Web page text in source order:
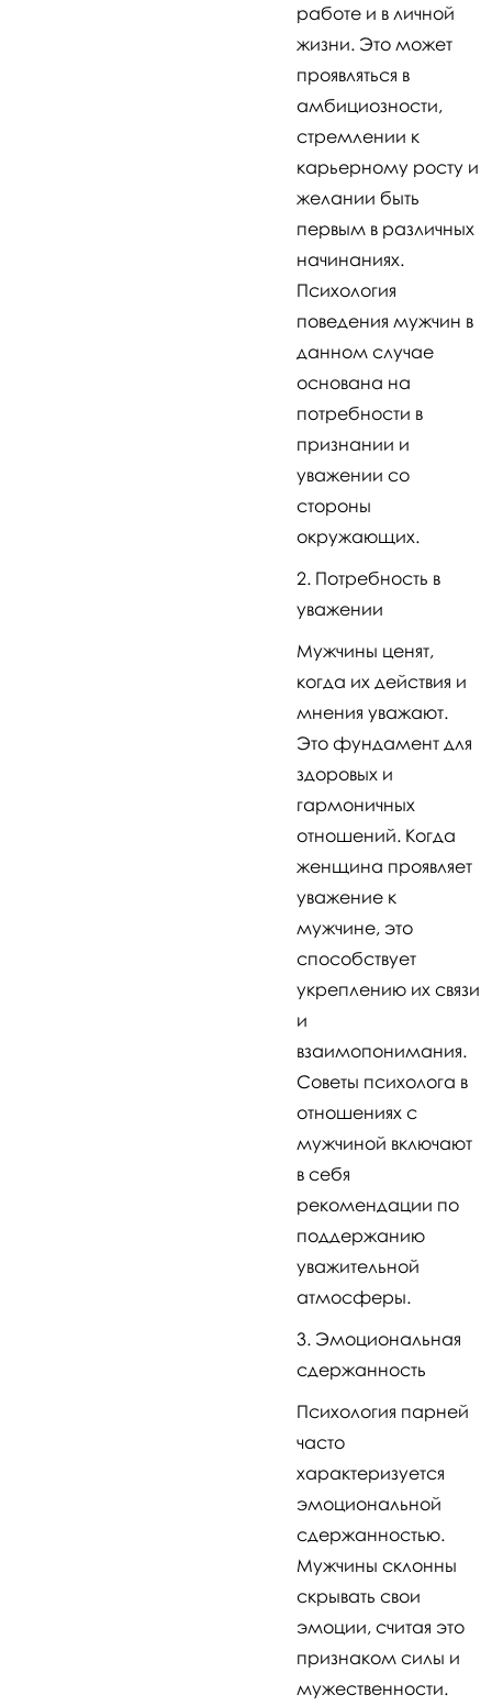
работе и в личной
жизни. Это может
проявляться в
амбициозности,
стремлении к
карьерному росту и
желании быть
первым в различных
начинаниях.
Психология
поведения мужчин в
данном случае
основана на
потребности в
признании и
уважении со
стороны
окружающих.
Потребность в
уважении
Мужчины ценят,
когда их действия и
мнения уважают.
Это фундамент для
здоровых и
гармоничных
отношений. Когда
женщина проявляет
уважение к
мужчине, это
способствует
укреплению их связи
и
взаимопонимания.
Советы психолога в
отношениях с
мужчиной включают
в себя
рекомендации по
поддержанию
уважительной
атмосферы.
Эмоциональная
сдержанность
Психология парней
часто
характеризуется
эмоциональной
сдержанностью.
Мужчины склонны
скрывать свои
эмоции, считая это
признаком силы и
мужественности.